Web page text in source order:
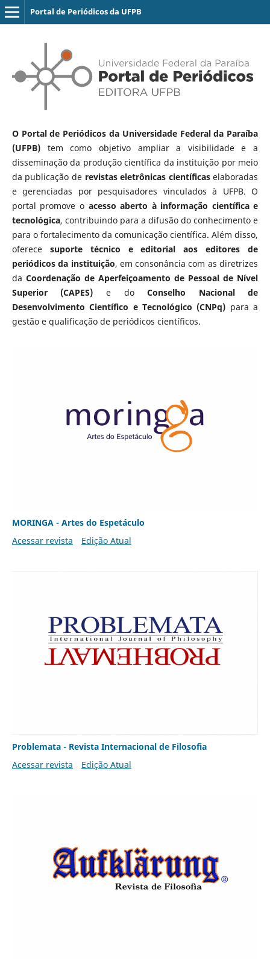
Portal de Periódicos da UFPB
O Portal de Periódicos da Universidade Federal da Paraíba
(UFPB)tem como objetivo ampliar a visibilidade e a
disseminação da produção científica da instituição por meio
da publicação de revistas eletrônicas científicaselaboradas
e gerenciadas por pesquisadores vinculados à UFPB. O
portal promove o acesso aberto à informação científica e
tecnológica, contribuindo para a difusão do conhecimento e
para o fortalecimento da comunicação científica. Além disso,
oferece suporte técnico e editorial aos editores de
periódicos da instituição, em consonância com as diretrizes
da Coordenação de Aperfeiçoamento de Pessoal de Nível
Superior (CAPES) e doConselho Nacional de
Desenvolvimento Científico e Tecnológico (CNPq) para a
gestão e qualificação de periódicos científicos.
MORINGA - Artes do Espetáculo
Acessar revista
Edição Atual
Problemata - Revista Internacional de Filosofia
Acessar revista
Edição Atual